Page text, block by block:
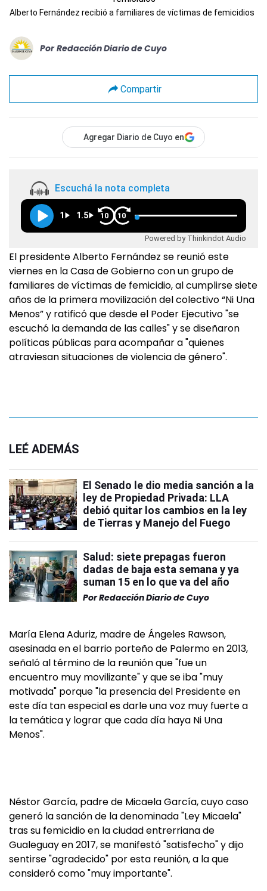
Alberto Fernández recibió a familiares de víctimas de femicidios
Por Redacción Diario de Cuyo
Compartir
Agregar Diario de Cuyo en
Escuchá la nota completa
1 1.5 10 10
Powered by Thinkindot Audio
El presidente Alberto Fernández se reunió este
viernes en la Casa de Gobierno con un grupo de
familiares de víctimas de femicidio, al cumplirse siete
años de la primera movilización del colectivo “Ni Una
Menos” y ratificó que desde el Poder Ejecutivo "se
escuchó la demanda de las calles" y se diseñaron
políticas públicas para acompañar a "quienes
atraviesan situaciones de violencia de género".
LEÉ ADEMÁS
El Senado le dio media sanción a la
ley de Propiedad Privada: LLA
debió quitar los cambios en la ley
de Tierras y Manejo del Fuego
Salud: siete prepagas fueron
dadas de baja esta semana y ya
suman 15 en lo que va del año
PorRedacción Diario de Cuyo
María Elena Aduriz, madre de Ángeles Rawson,
asesinada en el barrio porteño de Palermo en 2013,
señaló al término de la reunión que "fue un
encuentro muy movilizante" y que se iba "muy
motivada" porque "la presencia del Presidente en
este día tan especial es darle una voz muy fuerte a
la temática y lograr que cada día haya Ni Una
Menos".
Néstor García, padre de Micaela García, cuyo caso
generó la sanción de la denominada "Ley Micaela"
tras su femicidio en la ciudad entrerriana de
Gualeguay en 2017, se manifestó "satisfecho" y dijo
sentirse "agradecido" por esta reunión, a la que
consideró como "muy importante".